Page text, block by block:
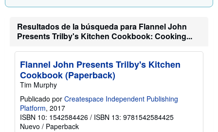
s
a
r
i
a
s
d
v
í
Resultados de la búsqueda para Flannel John
Presents Trilby's Kitchen Cookbook: Cooking...
Flannel John Presents Trilby's Kitchen
Cookbook (Paperback)
Tim Murphy
Publicado por Createspace Independent Publishing
Platform, 2017
ISBN 10: 1542584426 / ISBN 13: 9781542584425
Nuevo / Paperback